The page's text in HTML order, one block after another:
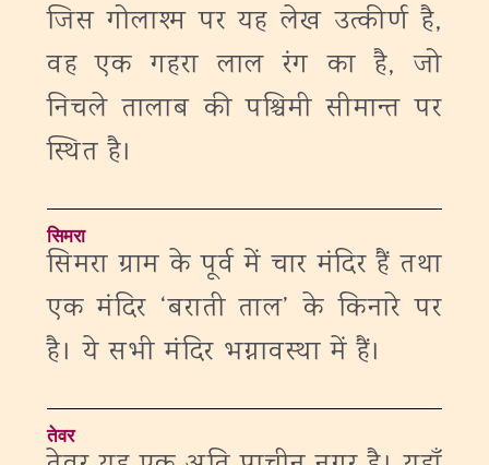
जिस गोलाश्म पर यह लेख उत्कीर्ण है,
वह एक गहरा लाल रंग का है, जो
निचले तालाब की पश्चिमी सीमान्त पर
स्थित है।
सिमरा
सिमरा ग्राम के पूर्व में चार मंदिर हैं तथा
एक मंदिर ‘बराती ताल’ के किनारे पर
है। ये सभी मंदिर भग्नावस्था में हैं।
तेवर